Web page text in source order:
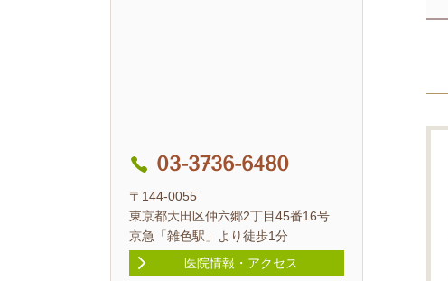
03-3736-6480
〒144-0055
東京都大田区仲六郷2丁目45番16号
京急「雑色駅」より徒歩1分
医院情報・アクセス